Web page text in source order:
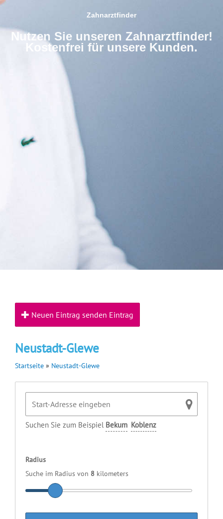
Zahnarztfinder
Nutzen Sie unseren Zahnarztfinder!
Kostenfrei für unsere Kunden.
Neuen Eintrag senden Eintrag
Neustadt-Glewe
Startseite » Neustadt-Glewe
Suchen Sie zum Beispiel Bekum Koblenz
Radius
Suche im Radius von 8 kilometers